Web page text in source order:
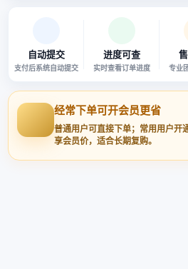
自动提交
支付后系统自动提交
进度可查
实时查看订单进度 专业
经常下单可开会员更省
普通用户可直接下单；常用用户开
享会员价，适合长期复购。